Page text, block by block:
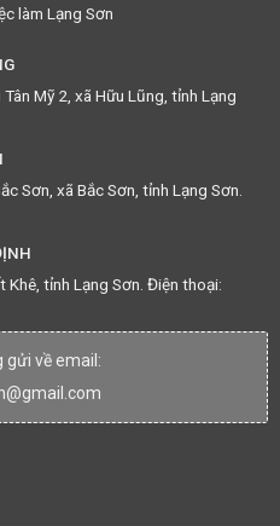
làm Lạng Sơn
Mỹ 2, xã Hữu Lũng, tỉnh Lạng
Sơn, xã Bắc Sơn, tỉnh Lạng Sơn.
Khê, tỉnh Lạng Sơn. Điện thoại:
gửi về email: